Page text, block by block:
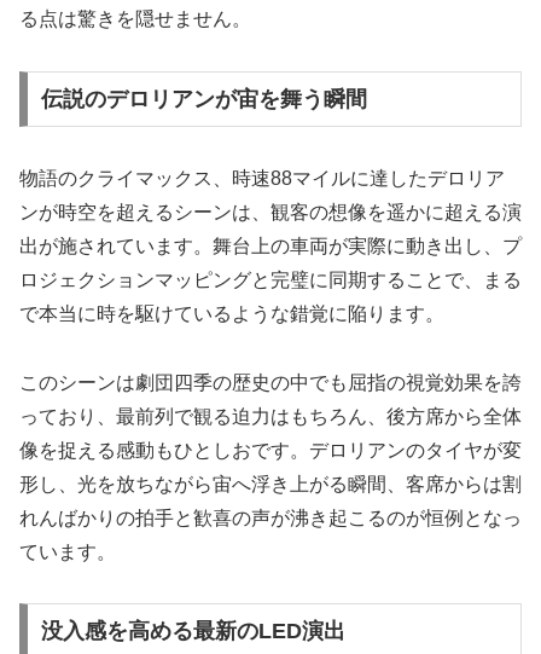
る点は驚きを隠せません。
伝説のデロリアンが宙を舞う瞬間
物語のクライマックス、時速88マイルに達したデロリア
ンが時空を超えるシーンは、観客の想像を遥かに超える演
出が施されています。舞台上の車両が実際に動き出し、プ
ロジェクションマッピングと完璧に同期することで、まる
で本当に時を駆けているような錯覚に陥ります。
このシーンは劇団四季の歴史の中でも屈指の視覚効果を誇
っており、最前列で観る迫力はもちろん、後方席から全体
像を捉える感動もひとしおです。デロリアンのタイヤが変
形し、光を放ちながら宙へ浮き上がる瞬間、客席からは割
れんばかりの拍手と歓喜の声が沸き起こるのが恒例となっ
ています。
没入感を高める最新のLED演出